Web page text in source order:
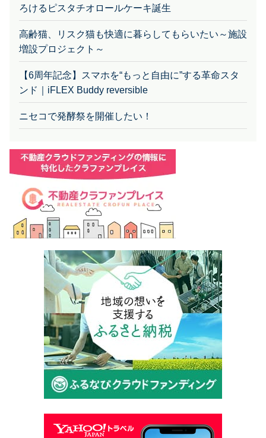
高齢猫、リスク猫も快適に暮らしてもらいたい～施設
増設プロジェクト～
【6周年記念】スマホを“もっと自由に”する革命スタ
ンド｜iFLEX Buddy reversible
ニセコで発酵祭を開催したい！